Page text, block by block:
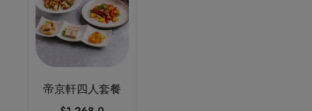
帝京軒四人套餐